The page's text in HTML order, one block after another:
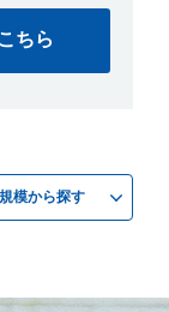
ちら
模から探す